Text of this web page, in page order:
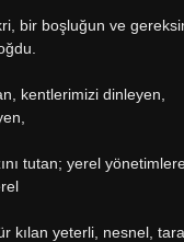
bir boşluğun ve
kentlerimizi dinleyen,
tutan; yerel
kılan yeterli, nesnel,